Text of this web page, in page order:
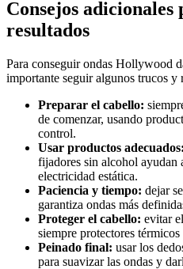
Consejos
resultados
Para conseguir ondas Hollywood
importante seguir algunos trucos y
Preparar el cabello:
de comenzar, usando
control.
Usar productos adecuados:
fijadores sin alcohol ayudan
electricidad estática.
Paciencia y tiempo: dejar
garantiza ondas más
Proteger el cabello: evitar
siempre protectores
Peinado final: usar los
para suavizar las ondas y